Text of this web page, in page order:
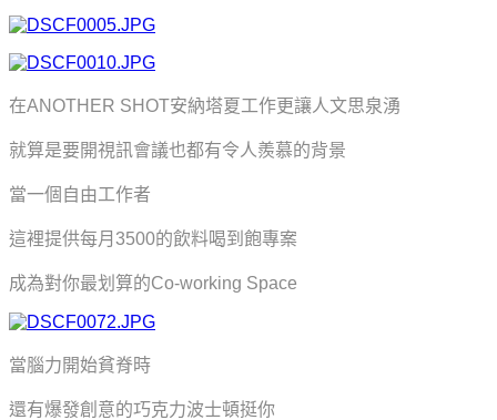
在ANOTHER SHOT安納塔夏工作更讓人文思泉湧
就算是要開視訊會議也都有令人羨慕的背景
當一個自由工作者
這裡提供每月3500的飲料喝到飽專案
成為對你最划算的Co-working Space
當腦力開始貧脊時
還有爆發創意的巧克力波士頓挺你